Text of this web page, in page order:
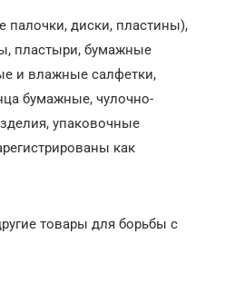
палочки, диски, пластины),
пластыри, бумажные
и влажные салфетки,
бумажные, чулочно-
упаковочные
как
товары для борьбы с